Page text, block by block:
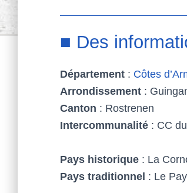
■ Des
Département : Côtes
Arrondissement :
Canton : Rostrenen
Intercommunalité : CC
Pays historique : La
Pays traditionnel : Le